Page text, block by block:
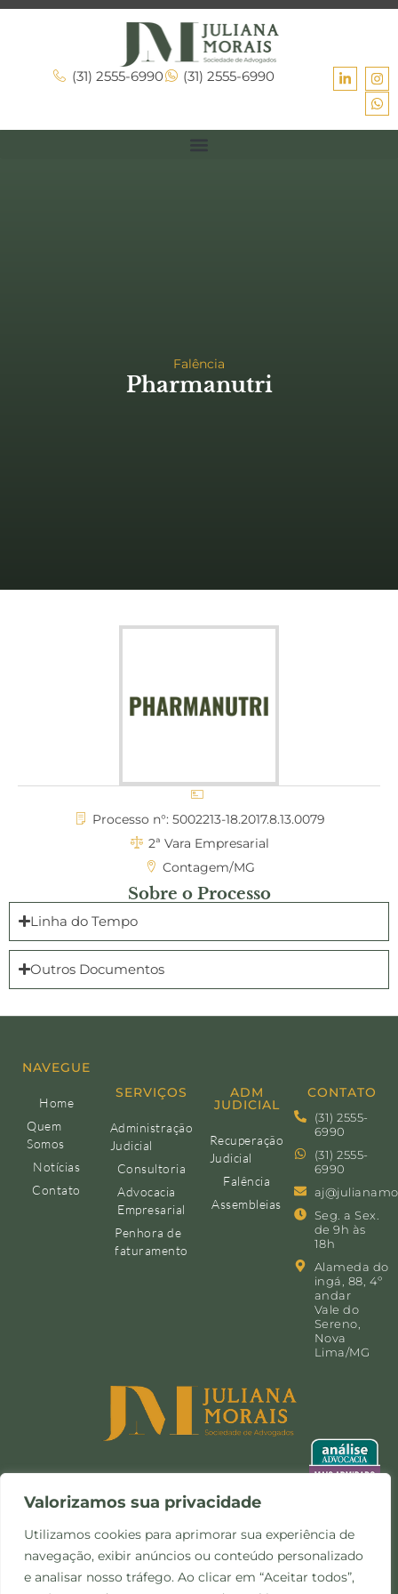
Valorizamos sua privacidade
Utilizamos cookies para aprimorar sua experiência de
navegação, exibir anúncios ou conteúdo personalizado
e analisar nosso tráfego. Ao clicar em “Aceitar todos”,
(31) 2555-6990 (31) 2555-6990
Falência
Pharmanutri
Processo n°: 5002213-18.2017.8.13.0079
2ª Vara Empresarial
Contagem/MG
Sobre o Processo
Linha do Tempo
Outros Documentos
NAVEGUE
Home
Quem
Somos
Notícias
Contato
SERVIÇOS
Administração
Judicial
Consultoria
Advocacia
Empresarial
Penhora de
faturamento
ADM
JUDICIAL
Recuperação
Judicial
Falência
Assembleias
CONTATO
(31) 2555-
6990
(31) 2555-
6990
Seg. a Sex.
de 9h às
18h
Alameda do
ingá, 88, 4º
andar
Vale do
Sereno,
Nova
Lima/MG
Política de
Privacidade e Cookies
©Copyright 2024 -
Todos os direitos
reservados.
Site desenvolvido pela
Otimize Comunicação